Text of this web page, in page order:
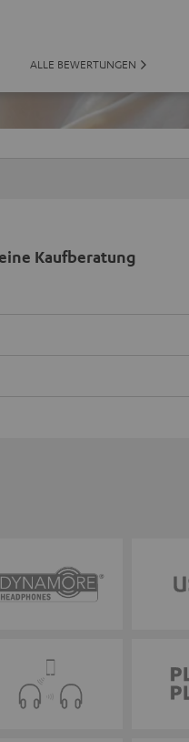
ALLE BEWERTUNGEN
Kaufberatung